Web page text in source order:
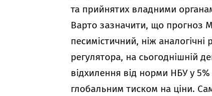
та прийнятих владними
Варто зазначити, що прогноз
песимістичний, ніж
регулятора, на сьогоднішній
відхилення від норми НБУ у
глобальним тиском на ціни.